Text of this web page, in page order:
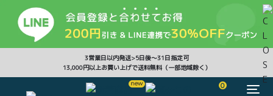
3営業日以内発送>5日後〜31日指定可
13,000円以上お買い上げで送料無料（一部地域除く）
0
CLOSE